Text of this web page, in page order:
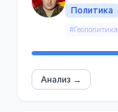
Политика
#Геополитика
Анализ →